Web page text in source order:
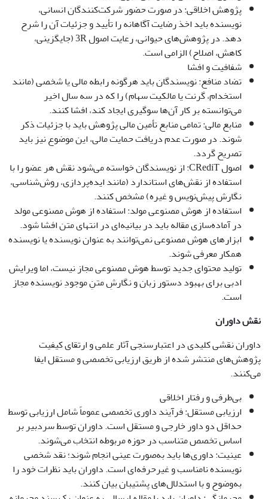
پژوهش اخلاقی: در صورت حضور شرکت‌کنندگان انسانی،
نویسنده باید اخذ رضایت آگاهانه را تأیید و جزئیات آن را شرح
دهد. در پژوهش‌های حیوانی، رعایت اصول 3R (جایگزینی،
کاهش، اصلاح) الزامی است.
شفافیت و افشا
تضاد منافع: نویسندگان باید هرگونه رابطه مالی یا شخصی (مانند
استخدام، گرنت یا مالکیت سهام) را که در سه سال اخیر
می‌توانسته بر کار آن‌ها سوگیری ایجاد کند، افشا کنند.
منابع مالی: تمامی منابع تأمین مالی پژوهش باید با جزئیات ذکر
شوند. در صورت عدم دریافت حمایت مالی، این موضوع نیز باید
تصریح گردد.
اصول CRediT: از نویسندگان خواسته می‌شود نقش هر عضو را با
استفاده از نقش‌های استاندارد (مانند ایده‌پردازی، روش‌شناسی،
نگارش پیش‌نویس و غیره) مشخص کنند.
استفاده از هوش مصنوعی مولد: استفاده از هوش مصنوعی مولد
در آماده‌سازی مقاله باید در بیانیه‌ای در انتهای متن افشا شود.
ابزارهای هوش مصنوعی نمی‌توانند به عنوان نویسنده یا نویسنده
همکار معرفی شوند.
تولید محتوای جدید توسط هوش مصنوعی مجاز نیست، اما ویرایش
ادبی برای بهبود دستور زبان و نگارشِ متنِ موجودِ نویسنده مجاز
است.
نقش داوران
داوران نقشی کلیدی در اعتبارسنجی آثار علمی و ارتقای کیفیت
پژوهش‌های منتشر شده از طریق ارزیابی تخصصی و مستقل ایفا
می‌کنند.
بی‌طرفی و رفتار اخلاقی
ارزیابی مستقل: فرآیند داوری تخصصی عموماً شامل ارزیابی توسط
حداقل دو داور خارجی و مستقل است. داوران توسط سردبیر بر
اساس تخصص متناسب در حوزه مربوطه انتخاب می‌شوند.
عینیت: داوری‌ها باید به‌صورت عینی انجام شوند؛ نقد شخصی
نویسنده نامناسب و غیرحرفه‌ای است. داوران باید نظرات خود را
به‌وضوح و با استدلال‌های پشتیبان بیان کنند.